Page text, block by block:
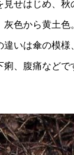
せはじめ、
色から黄土
いは傘の模様
、腹痛などで